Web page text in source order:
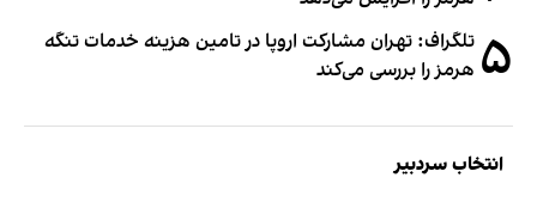
۵ تلگراف: تهران مشارکت اروپا در تامین هزینه خدمات تنگه
هرمز را بررسی می‌کند
انتخاب سردبیر